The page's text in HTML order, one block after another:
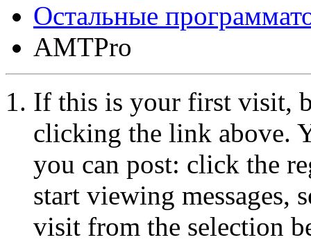
Остальные
AMTPro
If this is your first visit,
clicking the link above.
you can post: click the
start viewing messages,
visit from the selection